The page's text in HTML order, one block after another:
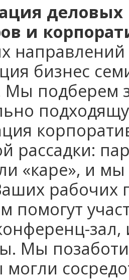
деловых
и
направлений
бизнес
Мы подберем
рассадки:
«каре», и
рабочих
помогут
зал,
Мы